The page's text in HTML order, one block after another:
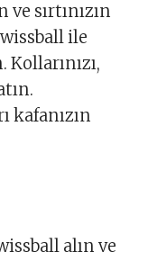
sırtınızın
ile
kafanızın
alın ve